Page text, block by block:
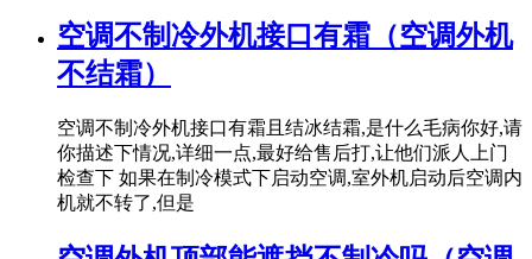
空调不制冷外机接口有霜（空调外机
不结霜）
空调不制冷外机接口有霜且结冰结霜,是什么毛病你好,请
你描述下情况,详细一点,最好给售后打,让他们派人上门
检查下 如果在制冷模式下启动空调,室外机启动后空调内
机就不转了,但是